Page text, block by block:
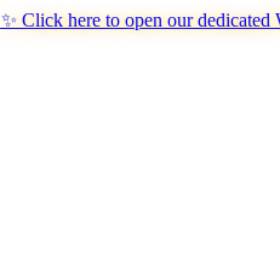
✨ Click here to open our dedicated